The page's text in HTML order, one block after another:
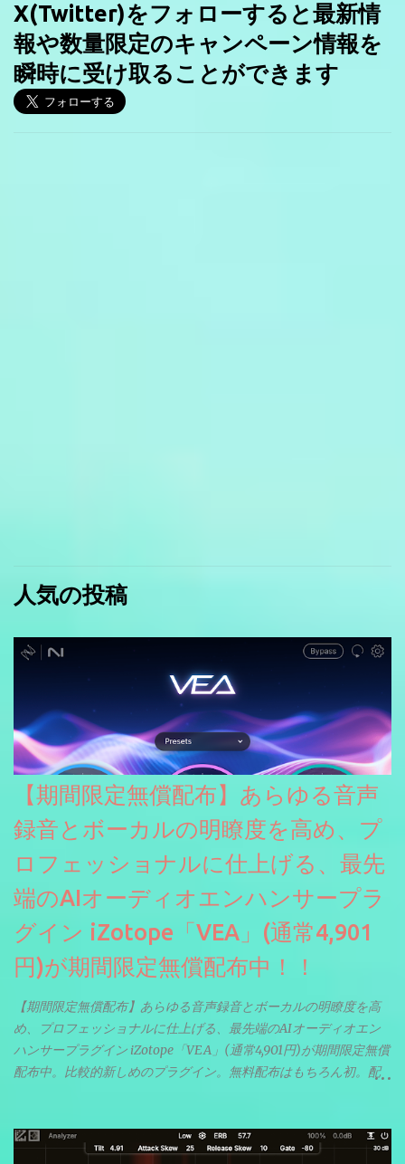
X(Twitter)をフォローすると最新情
報や数量限定のキャンペーン情報を
瞬時に受け取ることができます
人気の投稿
【期間限定無償配布】あらゆる音声
録音とボーカルの明瞭度を高め、プ
ロフェッショナルに仕上げる、最先
端のAIオーディオエンハンサープラ
グイン iZotope「VEA」(通常4,901
円)が期間限定無償配布中！！
【期間限定無償配布】あらゆる音声録音とボーカルの明瞭度を高
め、プロフェッショナルに仕上げる、最先端のAIオーディオエン
ハンサープラグイン iZotope「VEA」(通常4,901円)が期間限定無償
配布中。比較的新しめのプラグイン。無料配布はもちろん初。配